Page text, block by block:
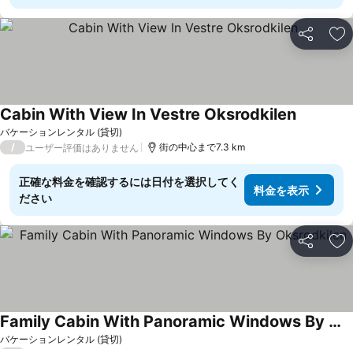
シェア お
バケーションレンタル (貸切)
Cabin With View In Vestre Oksrodkilen
/ ユーザー評価はありません 街の中心まで7.3 km
正確な料金を確認するには日付を選択してく
ださい
料金を表示
シェア お
バケーションレンタル (貸切)
Family Cabin With Panoramic Windows By Oksrodkilen